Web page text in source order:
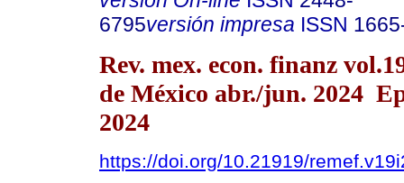
6795versión impresa ISSN
Rev. mex. econ. finanz
de México abr./jun. 2024
2024
https://doi.org/10.21919/